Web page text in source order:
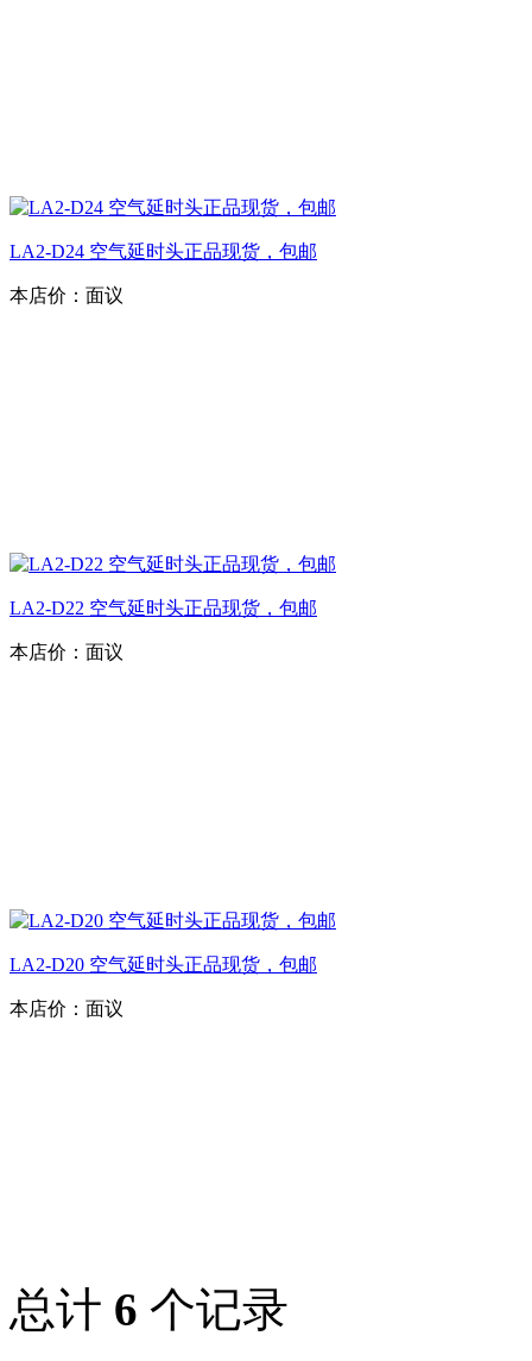
LA2-D24 空气延时头正品现货，包邮
本店价： 面议
LA2-D22 空气延时头正品现货，包邮
本店价： 面议
LA2-D20 空气延时头正品现货，包邮
本店价： 面议
总计 6 个记录